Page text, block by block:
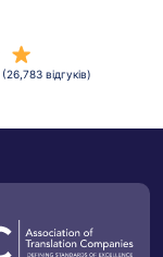
(26,783 відгуків)